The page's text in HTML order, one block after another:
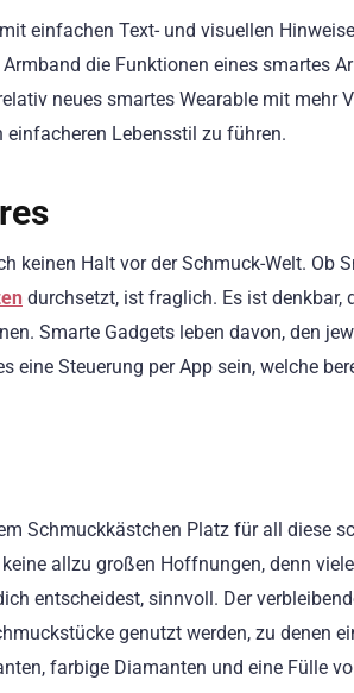
einfachen Text- und visuellen
die Funktionen eines smartes
neues smartes Wearable mit mehr
einfacheren Lebensstil zu führen.
keinen Halt vor der Schmuck-Welt. Ob
durchsetzt, ist fraglich. Es ist denkbar,
Smarte Gadgets leben davon, den
eine Steuerung per App sein, welche
Schmuckkästchen Platz für all diese
allzu großen Hoffnungen, denn
entscheidest, sinnvoll. Der
genutzt werden, zu denen
farbige Diamanten und eine Fülle